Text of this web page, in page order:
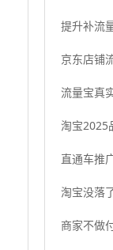
商家不做